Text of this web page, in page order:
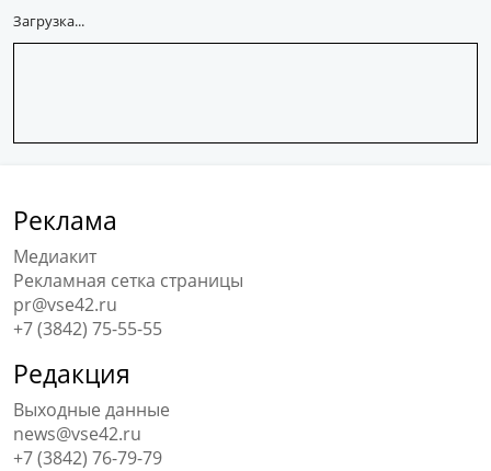
Загрузка...
Реклама
Медиакит
Рекламная сетка страницы
pr@vse42.ru
+7 (3842) 75-55-55
Редакция
Выходные данные
news@vse42.ru
+7 (3842) 76-79-79